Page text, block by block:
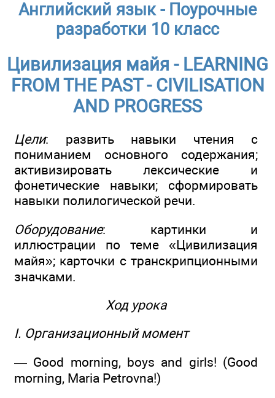
Английский язык - Поурочные
разработки 10 класс
Цивилизация майя - LEARNING
FROM THE PAST - CIVILISATION
AND PROGRESS
Цели: развить навыки чтения с
пониманием основного содержания;
активизировать лексические и
фонетические навыки; сформировать
навыки полилогической речи.
Оборудование: картинки и
иллюстрации по теме «Цивилизация
майя»; карточки с транскрипционными
значками.
Ход урока
I. Организационный момент
— Good morning, boys and girls! (Good
morning, Maria Petrovna!)